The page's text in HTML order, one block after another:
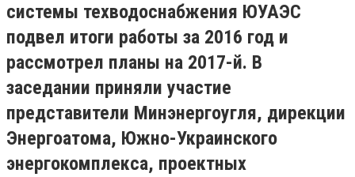
системы техводоснабжения ЮУАЭС
подвел итоги работы за 2016 год и
рассмотрел планы на 2017-й. В
заседании приняли участие
представители Минэнергоугля, дирекции
Энергоатома, Южно-Украинского
энергокомплекса, проектных